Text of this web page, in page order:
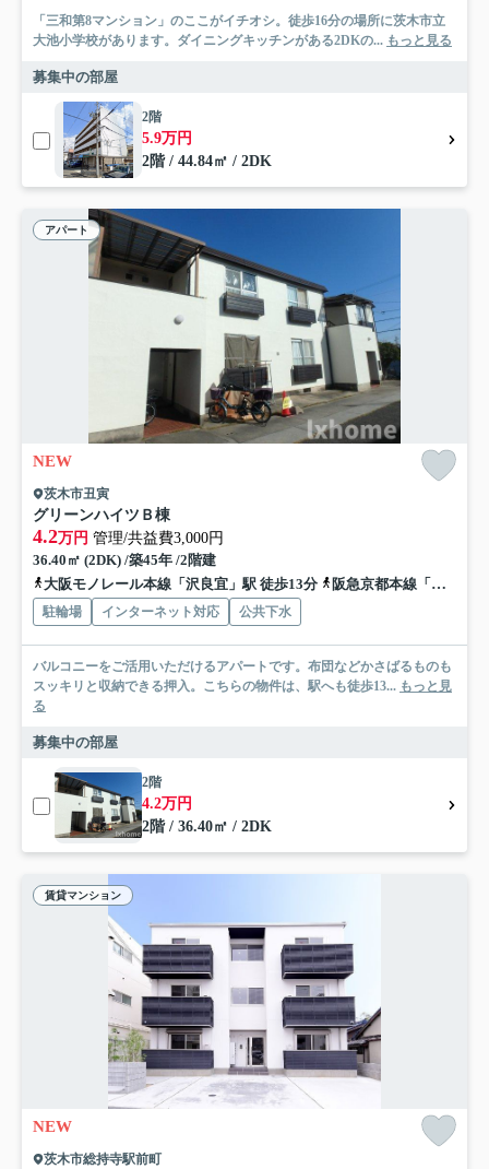
「三和第8マンション」のここがイチオシ。徒歩16分の場所に茨木市立
大池小学校があります。ダイニングキッチンがある2DKの... もっと見る
募集中の部屋
2階
5.9万円
2階 / 44.84㎡ / 2DK
アパート
NEW
茨木市丑寅
グリーンハイツＢ棟
4.2万円 管理/共益費3,000円
36.40㎡ (2DK) /築45年 /2階建
大阪モノレール本線「沢良宜」駅 徒歩13分
阪急京都本線「南茨木」駅 徒歩16分
駐輪場 インターネット対応 公共下水
バルコニーをご活用いただけるアパートです。布団などかさばるものも
スッキリと収納できる押入。こちらの物件は、駅へも徒歩13... もっと見
る
募集中の部屋
2階
4.2万円
2階 / 36.40㎡ / 2DK
賃貸マンション
NEW
茨木市総持寺駅前町